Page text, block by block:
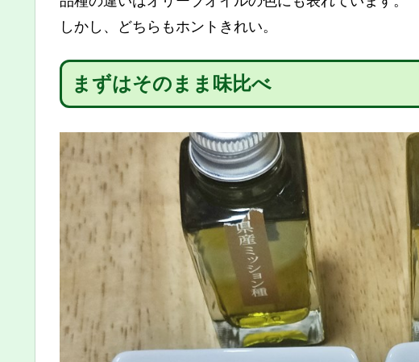
しかし、どちらもホントきれい。
まずはそのまま味比べ